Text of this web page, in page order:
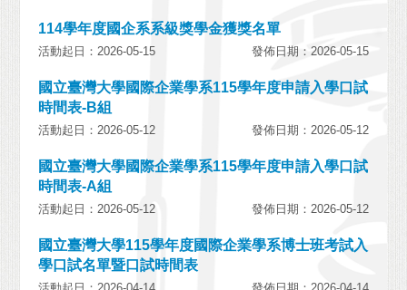
114學年度國企系系級獎學金獲獎名單
活動起日：2026-05-15 發佈日期：2026-05-15
國立臺灣大學國際企業學系115學年度申請入學口試
時間表-B組
活動起日：2026-05-12 發佈日期：2026-05-12
國立臺灣大學國際企業學系115學年度申請入學口試
時間表-A組
活動起日：2026-05-12 發佈日期：2026-05-12
國立臺灣大學115學年度國際企業學系博士班考試入
學口試名單暨口試時間表